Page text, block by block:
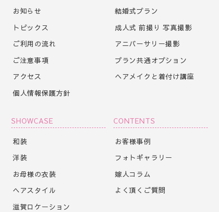
お知らせ
トピックス
ご利用の流れ
ご注意事項
アクセス
個人情報保護方針
結婚式プラン
成人式 前撮り 写真撮影
アニバーサリー撮影
プラン共通オプション
ヘアメイクと着付け講座
SHOWCASE
和装
洋装
お母様の衣装
ヘアスタイル
滋賀ロケーション
CONTENTS
お客様事例
フォトギャラリー
嫁人コラム
よく頂くご質問